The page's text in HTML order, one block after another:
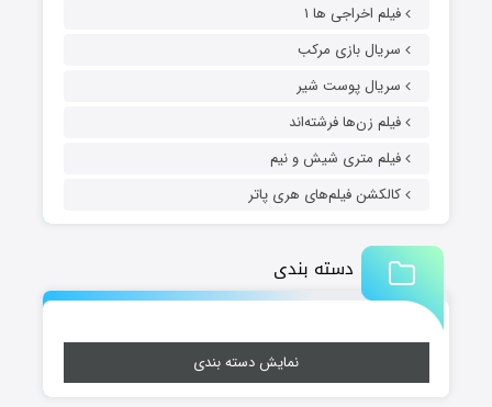
فیلم اخراجی ها ۱
سریال بازی مرکب
سریال پوست شیر
فیلم زن‌ها فرشته‌اند
فیلم متری شیش و نیم
کالکشن فیلم‌های هری پاتر
دسته بندی
نمایش دسته بندی